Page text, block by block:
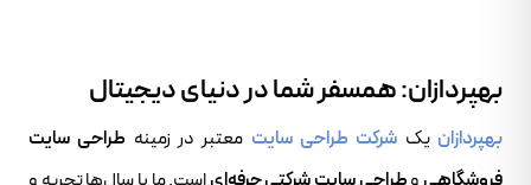
بهپردازان: همسفر شما در دنیای دیجیتال
بهپردازان یک شرکت طراحی سایت معتبر در زمینه طراحی سایت